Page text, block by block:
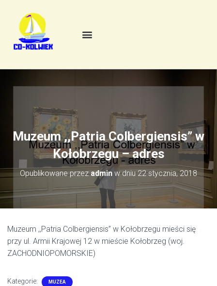
Muzeum ,,Patria Colbergiensis” w
Kołobrzegu – adres
Opublikowane przezadmin w dniu 22 stycznia, 2018
Muzeum ,,Patria Colbergiensis” w Kołobrzegu mieści się
przy ul. Armii Krajowej 12 w mieście Kołobrzeg (woj.
ZACHODNIOPOMORSKIE)
Kategorie: MUZEA